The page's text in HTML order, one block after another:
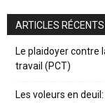
ARTICLES RÉCENTS
Le plaidoyer contre
travail (PCT)
Les voleurs en